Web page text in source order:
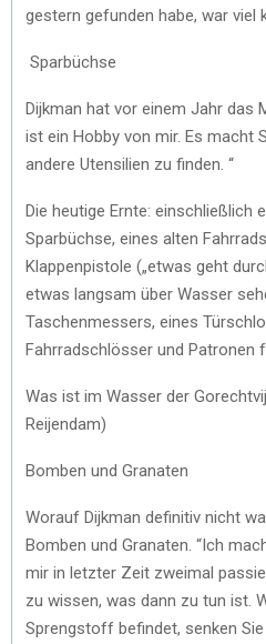
gestern gefunden habe, war viel
Sparbüchse
Dijkman hat vor einem Jahr das
ist ein Hobby von mir. Es macht
andere Utensilien zu finden. “
Die heutige Ernte: einschließlich
Sparbüchse, eines alten
Klappenpistole („etwas geht
etwas langsam über Wasser
Taschenmessers, eines
Fahrradschlösser und Patronen
Was ist im Wasser der
Reijendam)
Bomben und Granaten
Worauf Dijkman definitiv nicht
Bomben und Granaten. “Ich
mir in letzter Zeit zweimal
zu wissen, was dann zu tun ist.
Sprengstoff befindet, senken